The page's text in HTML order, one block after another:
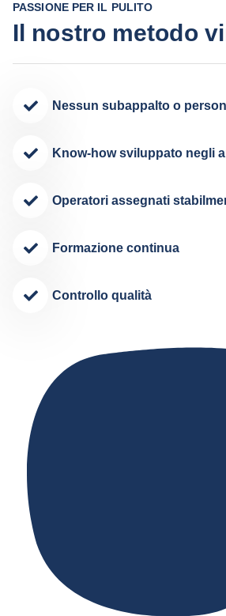
PASSIONE PER IL PULITO
Il nostro metodo
Nessun subappalto o
Know-how sviluppato negli
Operatori assegnati
Formazione continua
Controllo qualità